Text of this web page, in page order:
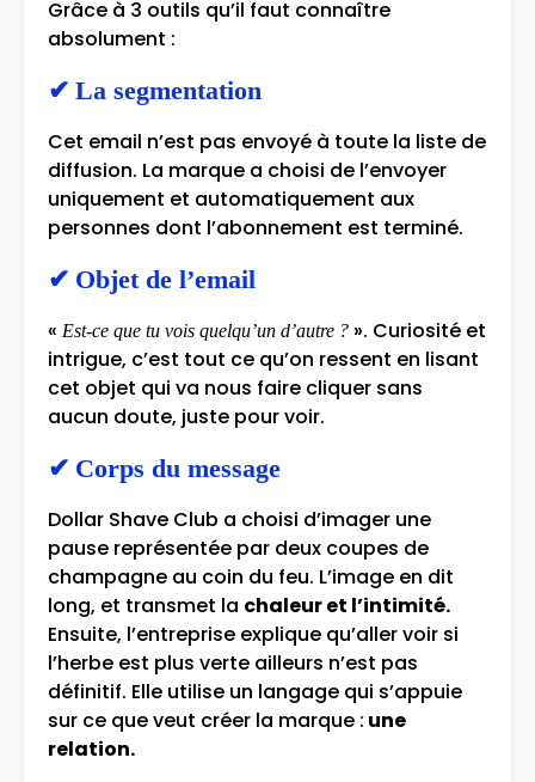
Grâce à 3 outils qu’il faut connaître
absolument :
✔ La segmentation
Cet email n’est pas envoyé à toute la liste de
diffusion. La marque a choisi de l’envoyer
uniquement et automatiquement aux
personnes dont l’abonnement est terminé.
✔ Objet de l’email
« Est-ce que tu vois quelqu’un d’autre ? ». Curiosité et
intrigue, c’est tout ce qu’on ressent en lisant
cet objet qui va nous faire cliquer sans
aucun doute, juste pour voir.
✔ Corps du message
Dollar Shave Club a choisi d’imager une
pause représentée par deux coupes de
champagne au coin du feu. L’image en dit
long, et transmet la chaleur et l’intimité.
Ensuite, l’entreprise explique qu’aller voir si
l’herbe est plus verte ailleurs n’est pas
définitif. Elle utilise un langage qui s’appuie
sur ce que veut créer la marque : une
relation.